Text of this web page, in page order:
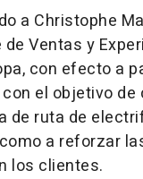
a Christophe
Ventas y
con efecto a
el objetivo de
de ruta de
a reforzar
los clientes.